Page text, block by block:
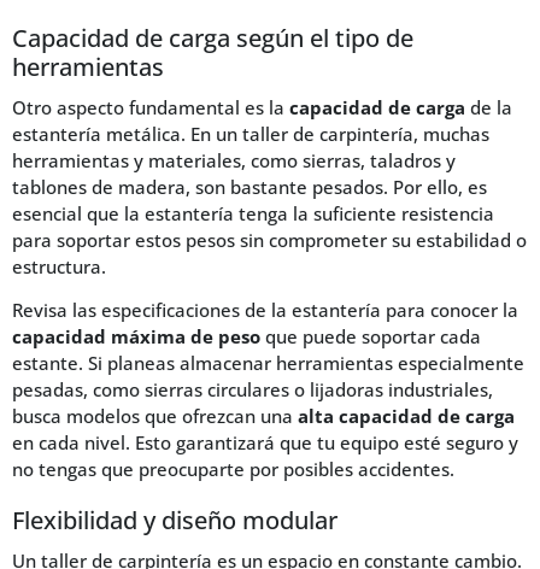
Capacidad de carga según el tipo de
herramientas
Otro aspecto fundamental es la capacidad de carga de la
estantería metálica. En un taller de carpintería, muchas
herramientas y materiales, como sierras, taladros y
tablones de madera, son bastante pesados. Por ello, es
esencial que la estantería tenga la suficiente resistencia
para soportar estos pesos sin comprometer su estabilidad o
estructura.
Revisa las especificaciones de la estantería para conocer la
capacidad máxima de peso que puede soportar cada
estante. Si planeas almacenar herramientas especialmente
pesadas, como sierras circulares o lijadoras industriales,
busca modelos que ofrezcan una alta capacidad de carga
en cada nivel. Esto garantizará que tu equipo esté seguro y
no tengas que preocuparte por posibles accidentes.
Flexibilidad y diseño modular
Un taller de carpintería es un espacio en constante cambio.